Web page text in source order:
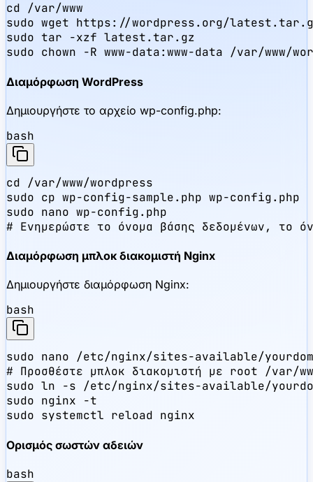
cd /var/www
sudo wget https://wordpress.org/
sudo tar -xzf latest.tar.gz
sudo chown -R www-data:www-data /var/www/
Διαμόρφωση WordPress
Δημιουργήστε το αρχείο wp-config.php:
bash
cd /var/www/wordpress
sudo cp wp-config-sample.php wp-config.php
sudo nano wp-config.php
# Ενημερώστε το όνομα βάσης δεδομένων, το
Διαμόρφωση μπλοκ διακομιστή Nginx
Δημιουργήστε διαμόρφωση Nginx:
bash
sudo nano /etc/nginx/sites-available/
# Προσθέστε μπλοκ διακομιστή με root /var/
sudo ln -s /etc/nginx/sites-available/
sudo nginx -t
sudo systemctl reload nginx
Ορισμός σωστών αδειών
bash